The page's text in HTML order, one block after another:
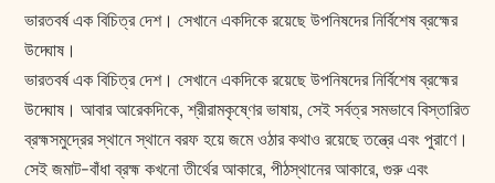
ভারতবর্ষ এক বিচিত্র দেশ। সেখানে একদিকে রয়েছে উপনিষদের নির্বিশেষ ব্রহ্মের
উদ্ঘোষ।
ভারতবর্ষ এক বিচিত্র দেশ। সেখানে একদিকে রয়েছে উপনিষদের নির্বিশেষ ব্রহ্মের
উদ্ঘোষ। আবার আরেকদিকে, শ্রীরামকৃষ্ণের ভাষায়, সেই সর্বত্র সমভাবে বিস্তারিত
ব্রহ্মসমুদ্রের স্থানে স্থানে বরফ হয়ে জমে ওঠার কথাও রয়েছে তন্ত্রে এবং পুরাণে।
সেই জমাট-বাঁধা ব্রহ্ম কখনো তীর্থের আকারে, পীঠস্থানের আকারে, গুরু এবং